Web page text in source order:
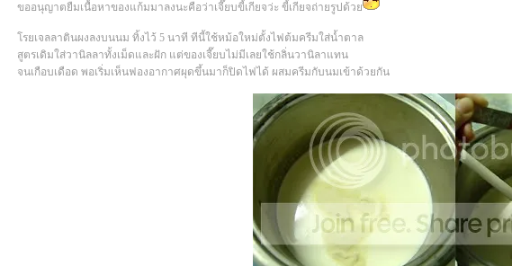
ขออนุญาตยืมเนื้อหาของแก้มมาลงนะคือว่าเจี๊ยบขี้เกียจว่ะ ขี้เกียจถ่ายรูปด้ว
รยเจลลาตินผงลงบนนม ทิ้งไว้ 5 นาที ทีนี้ใช้หม้อใหม่ตั้งไฟต้มครีมใส่น้ำตาล
สูตรเดิมใส่วานิลลาทั้งเม็ดและฝัก แต่ของเจี๊ยบไม่มีเลยใช้กลิ่นวานิลาแทน
จนเกือบเดือด พอเริ่มเห็นฟองอากาศผุดขึ้นมาก็ปิดไฟได้ ผสมครีมกับนมเข้าด้วยกัน